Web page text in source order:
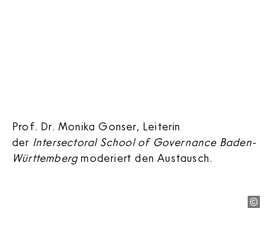
Prof. Dr. Monika Gonser, Leiterin
der Intersectoral School of Governance Baden-
Württemberg moderiert den Austausch.